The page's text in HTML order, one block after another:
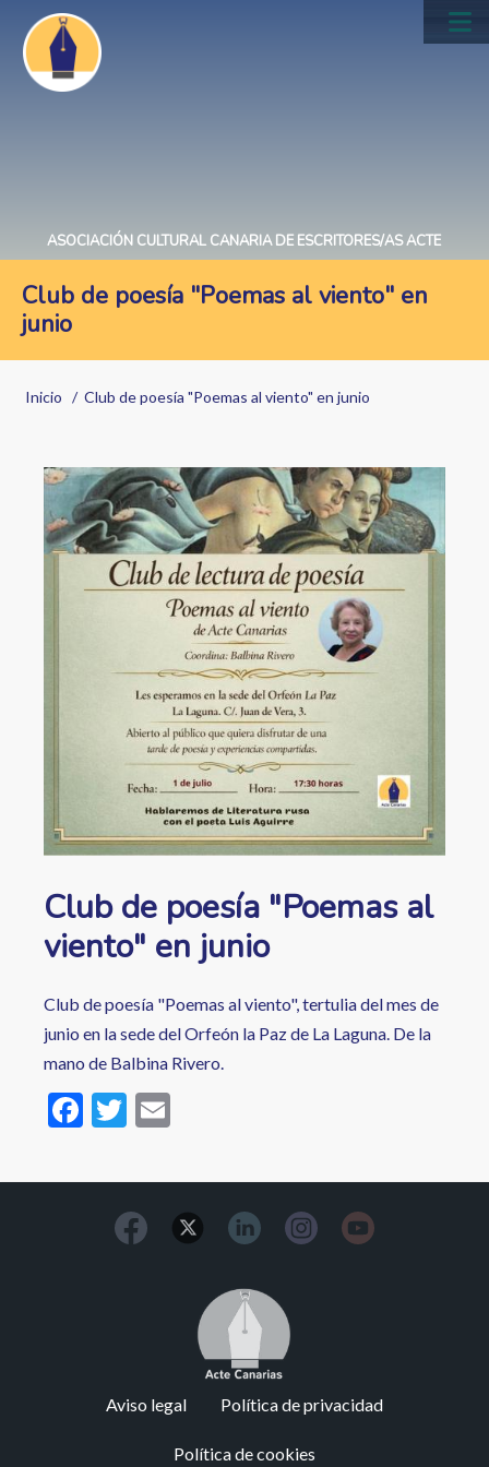
Pasar
contenido
principal
ASOCIACIÓN CULTURAL CANARIA DE ESCRITORES/AS ACTE
Club de poesía "Poemas al viento" en
junio
Sobrescribir
de
ayuda
a
la
navegación
Inicio Club de poesía "Poemas al viento" en junio
Image
Club de poesía "Poemas al
viento" en junio
Club de poesía "Poemas al viento", tertulia del mes de
junio en la sede del Orfeón la Paz de La Laguna. De la
mano de Balbina Rivero.
F
ac
e
T
w
itt
er
ai
l
Image
Aviso legal Política de privacidad
Política de cookies